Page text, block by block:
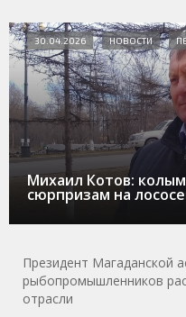
Михаил Котов:
сюрпризам на
30.04.2026 НОВОСТИ
Президент Магаданской
рыбопромышленников
отрасли